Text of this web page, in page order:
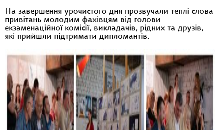
На завершення урочистого дня прозвучали теплі слова
привітань молодим фахівцям від голови
екзаменаційної комісії, викладачів, рідних та друзів,
які прийшли підтримати дипломантів.